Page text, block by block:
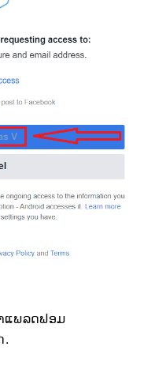
ແພລດຟອມ
.